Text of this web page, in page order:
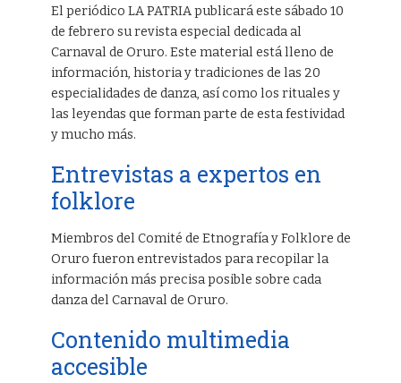
El periódico LA PATRIA publicará este sábado 10
de febrero su revista especial dedicada al
Carnaval de Oruro. Este material está lleno de
información, historia y tradiciones de las 20
especialidades de danza, así como los rituales y
las leyendas que forman parte de esta festividad
y mucho más.
Entrevistas a expertos en
folklore
Miembros del Comité de Etnografía y Folklore de
Oruro fueron entrevistados para recopilar la
información más precisa posible sobre cada
danza del Carnaval de Oruro.
Contenido multimedia
accesible